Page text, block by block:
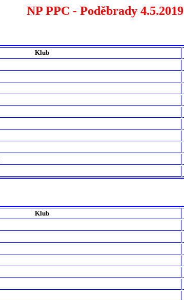
NP PPC - Poděbrady 4.5.2019
Klub
Klub